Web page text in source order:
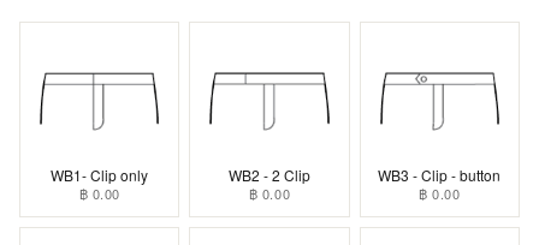
WB1- Clip only
฿ 0.00
WB2 - 2 Clip
฿ 0.00
WB3 - Clip - button
฿ 0.00